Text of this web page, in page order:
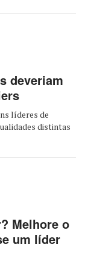
deveriam
líderes de
distintas
Melhore o
um líder